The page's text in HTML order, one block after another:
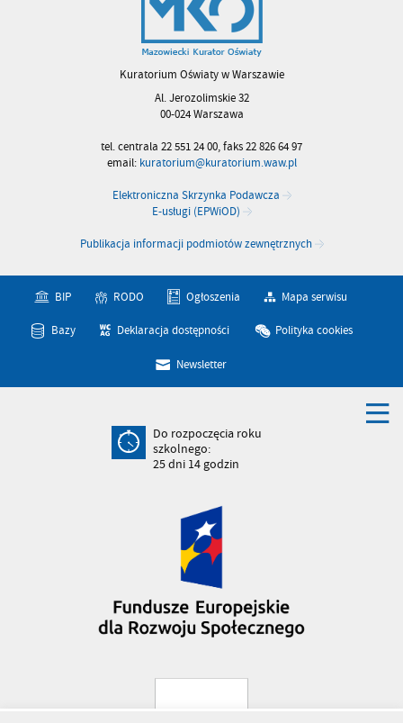
Kuratorium Oświaty w Warszawie
Al. Jerozolimskie 32
00-024 Warszawa
tel. centrala 22 551 24 00, faks 22 826 64 97
email: kuratorium@kuratorium.waw.pl
Elektroniczna Skrzynka Podawcza
E-usługi (EPWiOD)
Publikacja informacji podmiotów zewnętrznych
BIP RODO Ogłoszenia Mapa serwisu
Bazy Deklaracja dostępności Polityka cookies
Newsletter
Do rozpoczęcia roku
szkolnego:
25dni 14godzin